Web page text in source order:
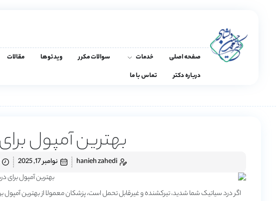
صفحه اصلی خدمات سوالات مکرر ویدئوها
مقالات
درباره دکتر
تماس با ما
بهترین آمپول
hanieh zahedi نوامبر 17, 2025
اگر درد سیاتیک شما شدید، تیرکشنده و غیرقابل تحمل است، پزشکان معمولا از بهترین